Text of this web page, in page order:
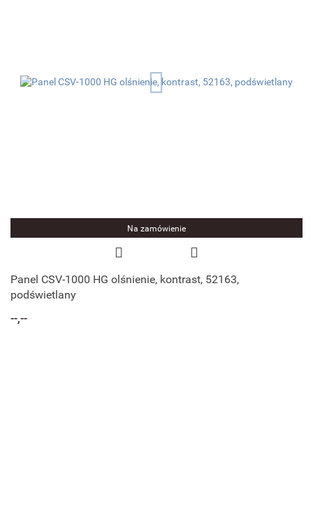
Na zamówienie
Panel CSV-1000 HG olśnienie, kontrast, 52163,
podświetlany
--,--